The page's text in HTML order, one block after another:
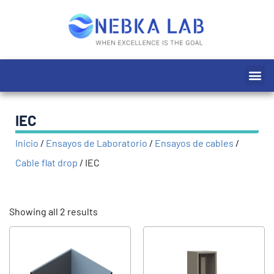
IEC
Inicio / Ensayos de Laboratorio / Ensayos de cables /
Cable flat drop / IEC
Showing all 2 results